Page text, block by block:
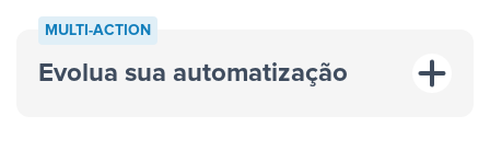
“A cada resposta em um anúncio”
MULTI-ACTION
Evolua sua automatização